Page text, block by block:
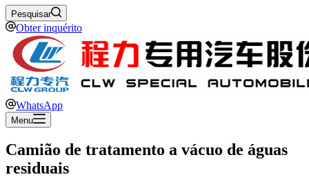
Pesquisar
Obter inquérito
WhatsApp
Menu
Camião de tratamento a vácuo de águas
residuais